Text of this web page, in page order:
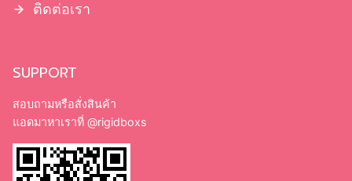
ติดต่อเรา
SUPPORT
สอบถามหรือสั่งสินค้า
แอดมาหาเราที่ @rigidboxs